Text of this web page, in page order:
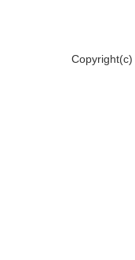
Copyright(c)